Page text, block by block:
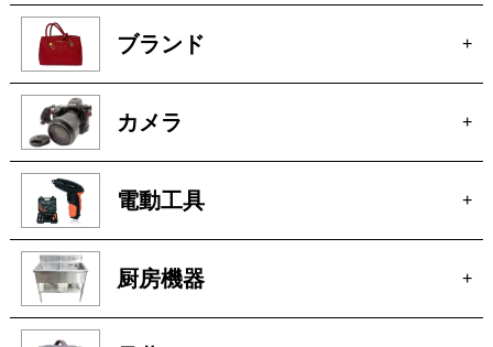
ブランド +
カメラ +
電動工具 +
厨房機器 +